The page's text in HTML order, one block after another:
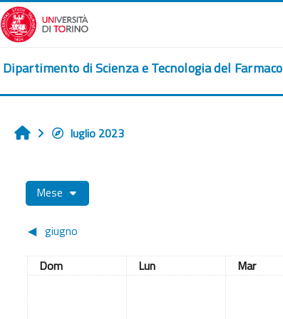
Vai al contenuto principale
Dipartimento di Scienza e Tecnologia del Farmaco
Homeluglio 2023
Mese
◀︎ giugno
Domenica
Dom Lunedi
Lun Martedì
Mar